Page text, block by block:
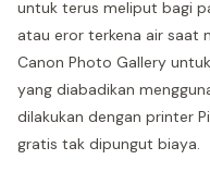
untuk terus meliput bagi
atau eror terkena air saat
Canon Photo Gallery
yang diabadikan
dilakukan dengan printer
gratis tak dipungut biaya.